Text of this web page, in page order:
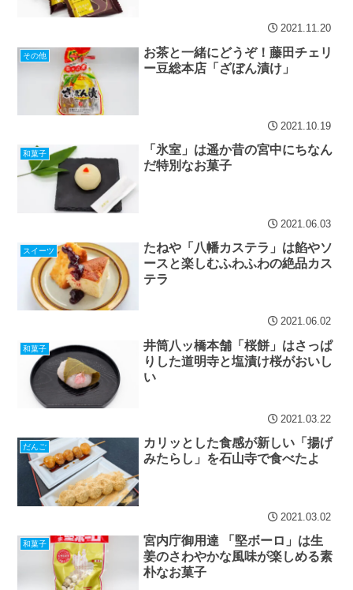
2021.11.20
その他
お茶と一緒にどうぞ！藤田チェリ
ー豆総本店「ざぼん漬け」
2021.10.19
和菓子
「氷室」は遥か昔の宮中にちなん
だ特別なお菓子
2021.06.03
スイーツ
たねや「八幡カステラ」は餡やソ
ースと楽しむふわふわの絶品カス
テラ
2021.06.02
和菓子
井筒八ッ橋本舗「桜餅」はさっぱ
りした道明寺と塩漬け桜がおいし
い
2021.03.22
だんご
カリッとした食感が新しい「揚げ
みたらし」を石山寺で食べたよ
2021.03.02
和菓子
宮内庁御用達 「堅ボーロ」は生
姜のさわやかな風味が楽しめる素
朴なお菓子